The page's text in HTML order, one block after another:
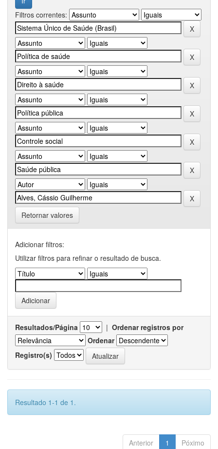
Filtros correntes:
Retornar valores
Adicionar filtros:
Utilizar filtros para refinar o resultado de busca.
Resultados/Página | Ordenar registros por
Ordenar
Registro(s)
Resultado 1-1 de 1.
Anterior 1 Póximo